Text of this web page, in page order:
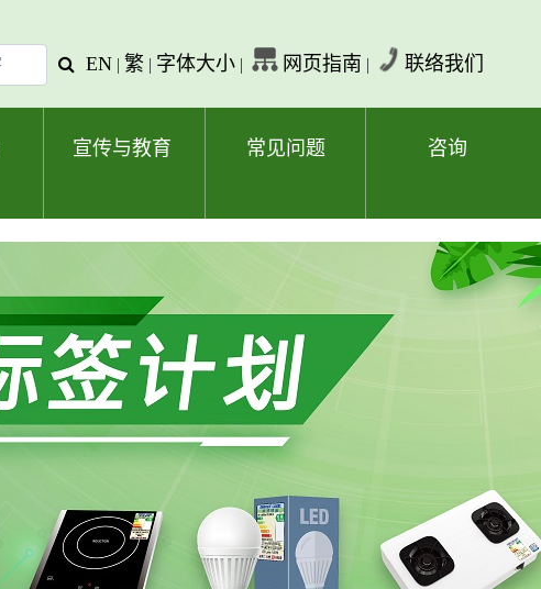
查
字
EN | 繁 | 字体大小 | 网页指南 | 联络我们
宣传与教育 常见问题 咨询